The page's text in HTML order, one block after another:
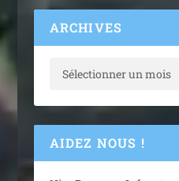
ARCHIVES
AIDEZ NOUS !